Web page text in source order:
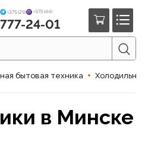
+375 (29) +375 (44)
777-24-01
бытовая техника
в Минске